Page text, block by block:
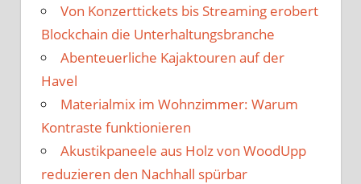
Von Konzerttickets bis Streaming erobert
Blockchain die Unterhaltungsbranche
Abenteuerliche Kajaktouren auf der
Havel
Materialmix im Wohnzimmer: Warum
Kontraste funktionieren
Akustikpaneele aus Holz von WoodUpp
reduzieren den Nachhall spürbar